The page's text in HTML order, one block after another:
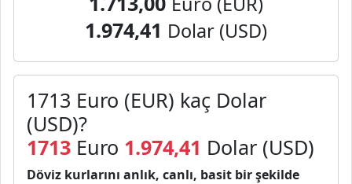
1.974,41 Dolar (USD)
1713 Euro (EUR) kaç Dolar
(USD)?
1713 Euro 1.974,41 Dolar (USD)
Döviz kurlarını anlık, canlı, basit bir şekilde